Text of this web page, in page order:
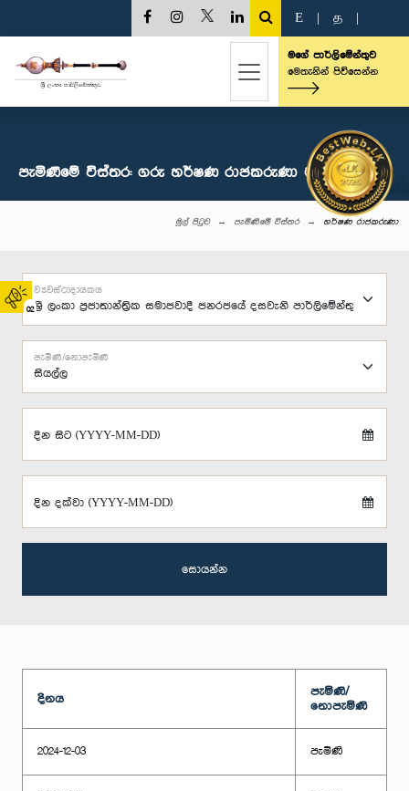
02
E த
මගේ පාර්ලිමේන්තුව
මෙතැනින් පිවිසෙන්න
පැමිණීමේ විස්තර: ගරු හර්ෂණ රාජකරුණා මහතා, පා.ම.
මුල් පිටුව පැමිණීමේ විස්තර හර්ෂණ රාජකරුණා
ව්‍යවස්ථාදායකය
පැමිණි/නොපැමිණි
දින සිට (YYYY-MM-DD)
දින දක්වා (YYYY-MM-DD)
සොයන්න
දිනය
පැමිණි/
නොපැමිණි
2024-12-03 පැමිණි